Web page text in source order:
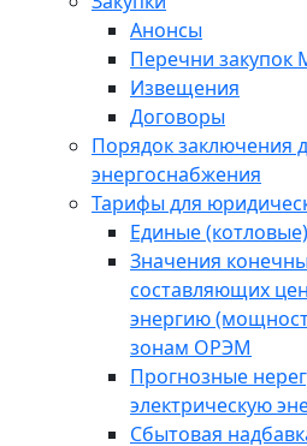
Анонсы
Перечни закупок
Извещения
Договоры
Порядок заключения
энергоснабжения
Тарифы для
Единые
Значения
составляющих
энергию
зонам ОРЭМ
Прогнозные
электрическую
Сбытовая